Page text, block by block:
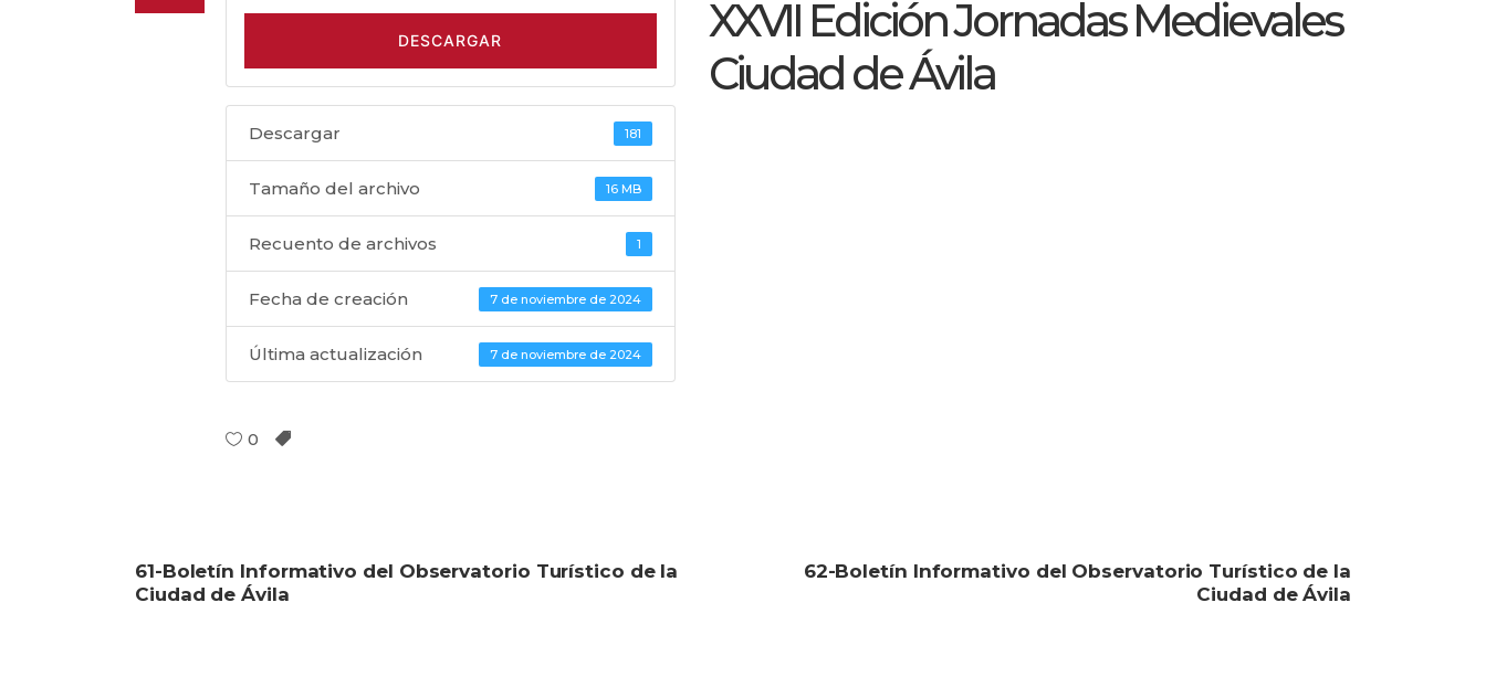
DESCARGAR
Descargar 181
Tamaño del archivo 16 MB
Recuento de archivos 1
Fecha de creación 7 de noviembre de 2024
Última actualización 7 de noviembre de 2024
XXVII Edición Jornadas Medievales
Ciudad de Ávila
0
61-Boletín Informativo del Observatorio Turístico de la
Ciudad de Ávila
62-Boletín Informativo del Observatorio Turístico de la
Ciudad de Ávila